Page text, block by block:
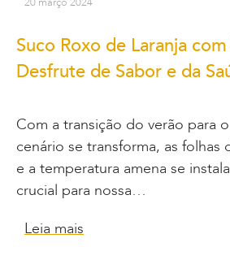
Suco Roxo de Laranja
Desfrute de Sabor e da
Com a transição do verão para
cenário se transforma, as folhas
e a temperatura amena se
crucial para nossa…
Leia mais